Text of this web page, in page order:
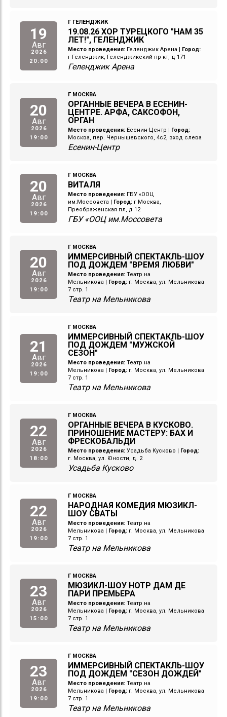
19
Авг
2026
20:00
Г ГЕЛЕНДЖИК
19.08.26 ХОР ТУРЕЦКОГО "НАМ 35
ЛЕТ!", ГЕЛЕНДЖИК
Место проведения: Геленджик Арена
Город:
г Геленджик, Геленджикский пр-кт, д 171
Геленджик Арена
20
Авг
2026
19:00
Г МОСКВА
ОРГАННЫЕ ВЕЧЕРА В ЕСЕНИН-
ЦЕНТРЕ. АРФА, САКСОФОН,
ОРГАН
Место проведения: Есенин-Центр
Город:
Москва, пер. Чернышевского, 4с2, вход слева
Есенин-Центр
20
Авг
2026
19:00
Г МОСКВА
ВИТАЛЯ
Место проведения: ГБУ «ООЦ
им.Моссовета
Город: г Москва,
Преображенская пл, д 12
ГБУ «ООЦ им.Моссовета
20
Авг
2026
19:00
Г МОСКВА
ИММЕРСИВНЫЙ СПЕКТАКЛЬ-ШОУ
ПОД ДОЖДЕМ "ВРЕМЯ ЛЮБВИ"
Место проведения: Театр на
Мельникова
Город: г. Москва, ул. Мельникова
7 стр. 1
Театр на Мельникова
21
Авг
2026
19:00
Г МОСКВА
ИММЕРСИВНЫЙ СПЕКТАКЛЬ-ШОУ
ПОД ДОЖДЕМ "МУЖСКОЙ
СЕЗОН"
Место проведения: Театр на
Мельникова
Город: г. Москва, ул. Мельникова
7 стр. 1
Театр на Мельникова
22
Авг
2026
18:00
Г МОСКВА
ОРГАННЫЕ ВЕЧЕРА В КУСКОВО.
ПРИНОШЕНИЕ МАСТЕРУ: БАХ И
ФРЕСКОБАЛЬДИ
Место проведения: Усадьба Кусково
Город:
г. Москва, ул. Юности, д. 2
Усадьба Кусково
22
Авг
2026
19:00
Г МОСКВА
НАРОДНАЯ КОМЕДИЯ МЮЗИКЛ-
ШОУ СВАТЫ
Место проведения: Театр на
Мельникова
Город: г. Москва, ул. Мельникова
7 стр. 1
Театр на Мельникова
23
Авг
2026
15:00
Г МОСКВА
МЮЗИКЛ-ШОУ НОТР ДАМ ДЕ
ПАРИ ПРЕМЬЕРА
Место проведения: Театр на
Мельникова
Город: г. Москва, ул. Мельникова
7 стр. 1
Театр на Мельникова
23
Авг
2026
19:00
Г МОСКВА
ИММЕРСИВНЫЙ СПЕКТАКЛЬ-ШОУ
ПОД ДОЖДЕМ "СЕЗОН ДОЖДЕЙ"
Место проведения: Театр на
Мельникова
Город: г. Москва, ул. Мельникова
7 стр. 1
Театр на Мельникова